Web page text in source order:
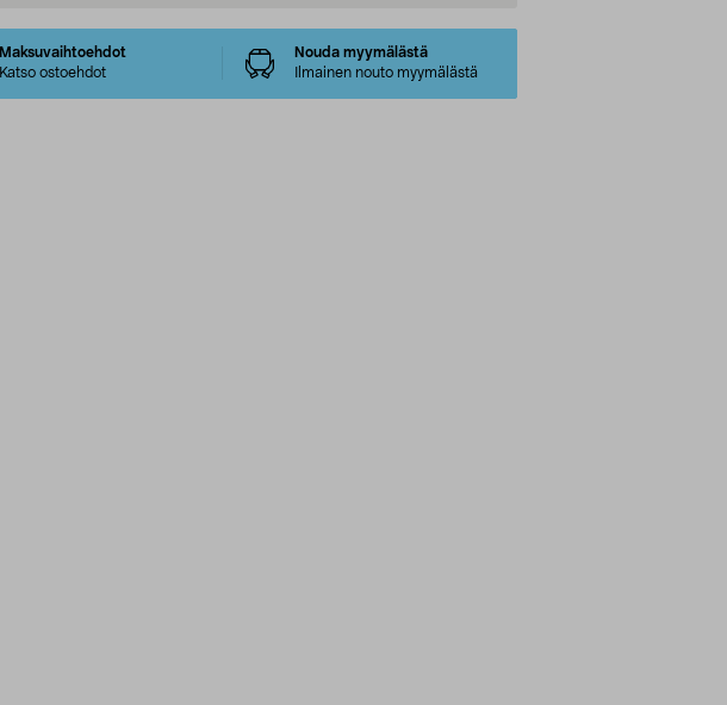
Maksuvaihtoehdot
Katso ostoehdot
Nouda myymälästä
Ilmainen nouto myymälästä